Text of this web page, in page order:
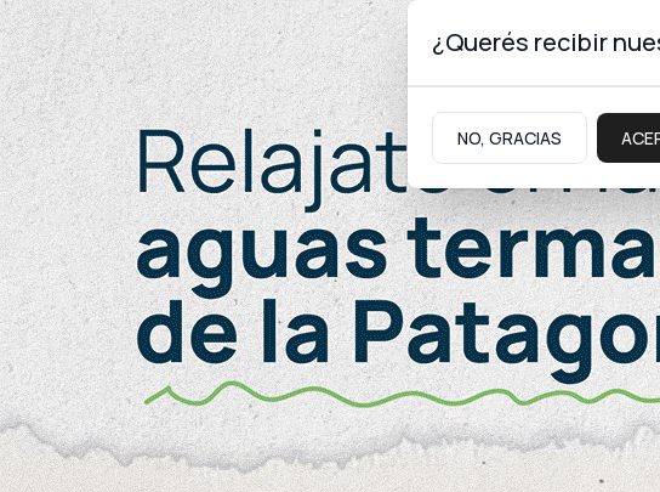
Viernes 7 deAgosto de 2026
Neuquinidad Gabinete Turismo
Trabajo
Trabajo genuino
Emplea Neuquén acerca
de seguridad privada
¿Querés recibir
NO, GRACIAS